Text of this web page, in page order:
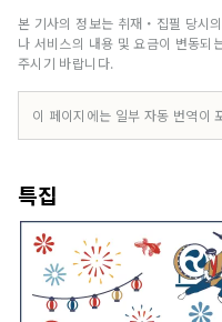
본 기사의 정보는 취재・집필 당시
나 서비스의 내용 및 요금이 변동되
주시기 바랍니다.
이 페이지에는 일부 자동 번역이
특집